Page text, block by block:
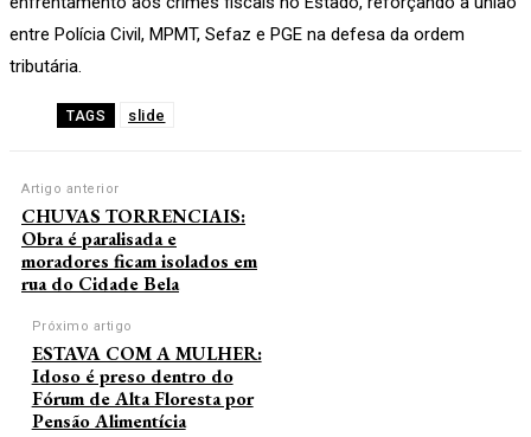
entre Polícia Civil, MPMT, Sefaz e PGE na defesa da ordem
tributária.
TAGS slide
Artigo anterior
CHUVAS TORRENCIAIS:
Obra é paralisada e
moradores ficam isolados em
rua do Cidade Bela
Próximo artigo
ESTAVA COM A MULHER:
Idoso é preso dentro do
Fórum de Alta Floresta por
Pensão Alimentícia